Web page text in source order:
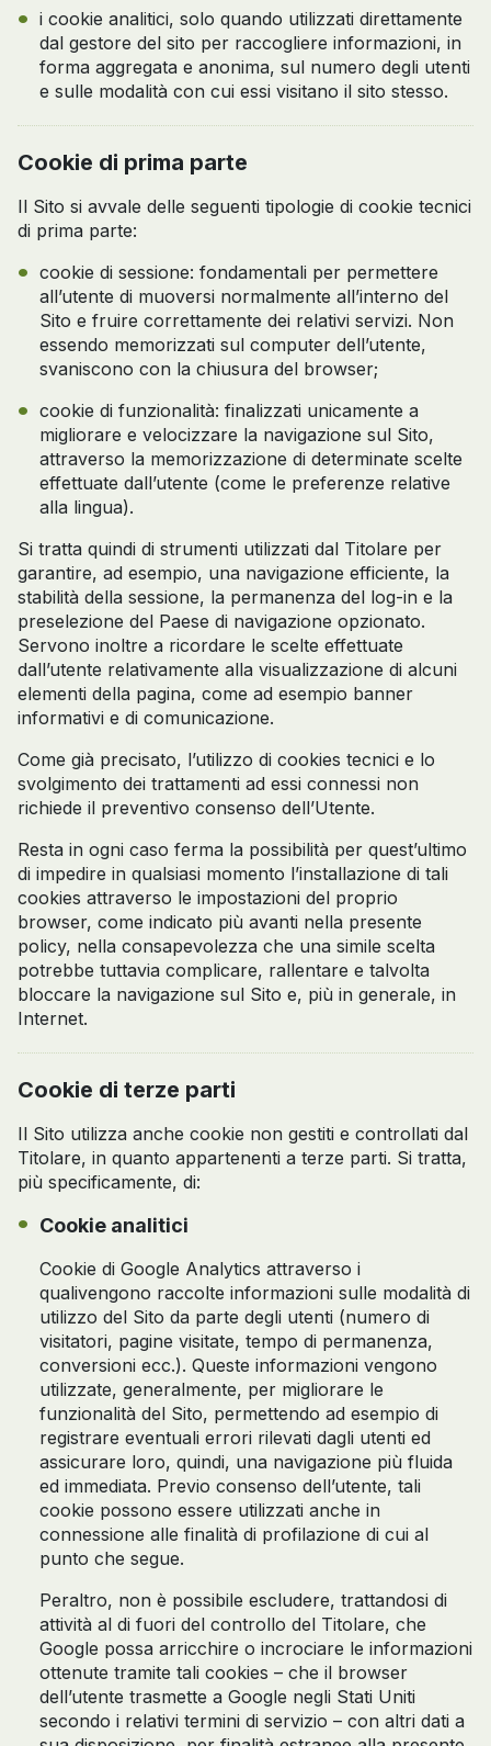
i cookie analitici, solo quando utilizzati direttamente
dal gestore del sito per raccogliere informazioni, in
forma aggregata e anonima, sul numero degli utenti
e sulle modalità con cui essi visitano il sito stesso.
Cookie di prima parte
Il Sito si avvale delle seguenti tipologie di cookie tecnici
di prima parte:
cookie di sessione: fondamentali per permettere
all’utente di muoversi normalmente all’interno del
Sito e fruire correttamente dei relativi servizi. Non
essendo memorizzati sul computer dell’utente,
svaniscono con la chiusura del browser;
cookie di funzionalità: finalizzati unicamente a
migliorare e velocizzare la navigazione sul Sito,
attraverso la memorizzazione di determinate scelte
effettuate dall’utente (come le preferenze relative
alla lingua).
Si tratta quindi di strumenti utilizzati dal Titolare per
garantire, ad esempio, una navigazione efficiente, la
stabilità della sessione, la permanenza del log-in e la
preselezione del Paese di navigazione opzionato.
Servono inoltre a ricordare le scelte effettuate
dall’utente relativamente alla visualizzazione di alcuni
elementi della pagina, come ad esempio banner
informativi e di comunicazione.
Come già precisato, l’utilizzo di cookies tecnici e lo
svolgimento dei trattamenti ad essi connessi non
richiede il preventivo consenso dell’Utente.
Resta in ogni caso ferma la possibilità per quest’ultimo
di impedire in qualsiasi momento l’installazione di tali
cookies attraverso le impostazioni del proprio
browser, come indicato più avanti nella presente
policy, nella consapevolezza che una simile scelta
potrebbe tuttavia complicare, rallentare e talvolta
bloccare la navigazione sul Sito e, più in generale, in
Internet.
Cookie di terze parti
Il Sito utilizza anche cookie non gestiti e controllati dal
Titolare, in quanto appartenenti a terze parti. Si tratta,
più specificamente, di:
Cookie analitici
Cookie di Google Analytics attraverso i
qualivengono raccolte informazioni sulle modalità di
utilizzo del Sito da parte degli utenti (numero di
visitatori, pagine visitate, tempo di permanenza,
conversioni ecc.). Queste informazioni vengono
utilizzate, generalmente, per migliorare le
funzionalità del Sito, permettendo ad esempio di
registrare eventuali errori rilevati dagli utenti ed
assicurare loro, quindi, una navigazione più fluida
ed immediata. Previo consenso dell’utente, tali
cookie possono essere utilizzati anche in
connessione alle finalità di profilazione di cui al
punto che segue.
Peraltro, non è possibile escludere, trattandosi di
attività al di fuori del controllo del Titolare, che
Google possa arricchire o incrociare le informazioni
ottenute tramite tali cookies – che il browser
dell’utente trasmette a Google negli Stati Uniti
secondo i relativi termini di servizio – con altri dati a